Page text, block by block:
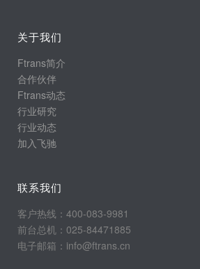
关于我们
Ftrans简介
合作伙伴
Ftrans动态
行业研究
行业动态
加入飞驰
联系我们
客户热线：400-083-9981
前台总机：025-84471885
电子邮箱：info@ftrans.cn